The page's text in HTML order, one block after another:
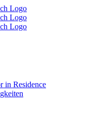
in Residence